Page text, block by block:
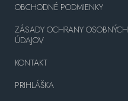
OBCHODNÉ PODMIENKY
ZÁSADY OCHRANY OSOBNÝCH
ÚDAJOV
KONTAKT
PRIHLÁŠKA